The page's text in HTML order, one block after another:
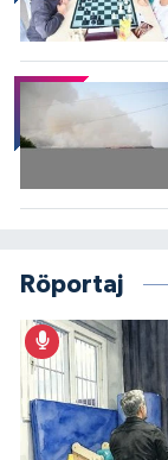
Röportaj